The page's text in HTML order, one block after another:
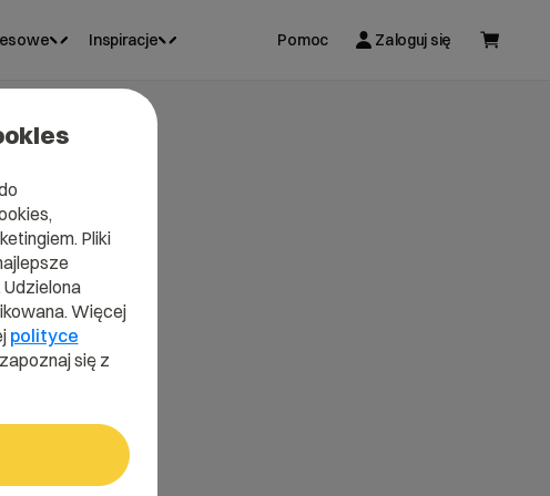
Inspiracje Pomoc Zaloguj się
Pliki
Więcej
polityce
się z